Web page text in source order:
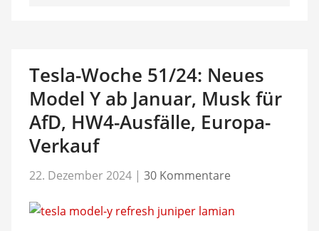
Tesla-Woche 51/24: Neues
Model Y ab Januar, Musk für
AfD, HW4-Ausfälle, Europa-
Verkauf
22. Dezember 2024 | 30 Kommentare